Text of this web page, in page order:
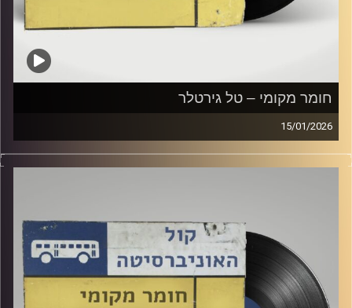
חומר מקומי – טל גירטלר
15/01/2026
שעה של מוזיקה ישראלית עם טל גירטלר